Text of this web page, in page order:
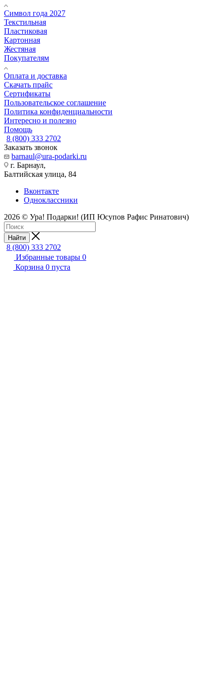
Символ года 2027
Текстильная
Пластиковая
Картонная
Жестяная
Покупателям
Оплата и доставка
Скачать прайс
Сертификаты
Пользовательское соглашение
Политика конфиденциальности
Интересно и полезно
Помощь
8 (800) 333 2702
Заказать звонок
barnaul@ura-podarki.ru
г. Барнаул,
Балтийская улица, 84
Вконтакте
Одноклассники
2026 © Ура! Подарки! (ИП Юсупов Рафис Ринатович)
Найти
8 (800) 333 2702
Избранные товары 0
Корзина 0 пуста